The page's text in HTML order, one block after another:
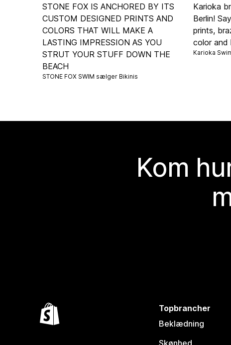
STONE FOX IS ANCHORED BY ITS
CUSTOM DESIGNED PRINTS AND
COLORS THAT WILL MAKE A
LASTING IMPRESSION AS YOU
STRUT YOUR STUFF DOWN THE
BEACH
STONE FOX SWIM sælger Bikinis
Karioka
Berlin!
prints,
color and
Karioka
Kom
Topbrancher
Beklædning
Skønhed